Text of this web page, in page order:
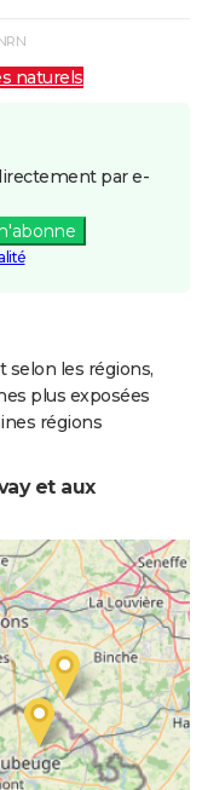
naturels
par e-
selon les régions,
plus exposées
régions
et aux